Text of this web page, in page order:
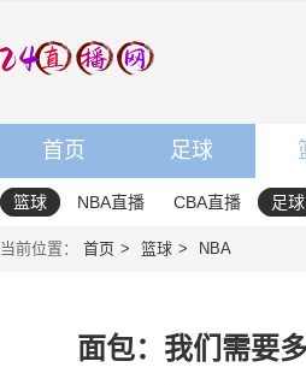
首页 足球
篮球 NBA直播 CBA直播 足球
当前位置： 首页 篮球 NBA
面包：我们需要